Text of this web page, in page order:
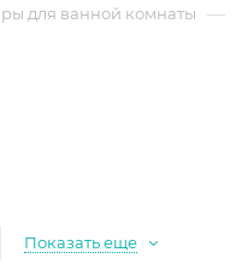
для ванной комнаты —
Показать еще